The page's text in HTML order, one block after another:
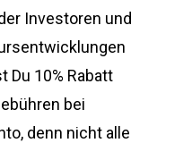
Investoren und
Du 10% Rabatt
bei
denn nicht alle